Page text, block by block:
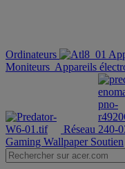
Ordinateurs
Moniteurs Appareils
Réseau
Gaming Wallpaper Soutien